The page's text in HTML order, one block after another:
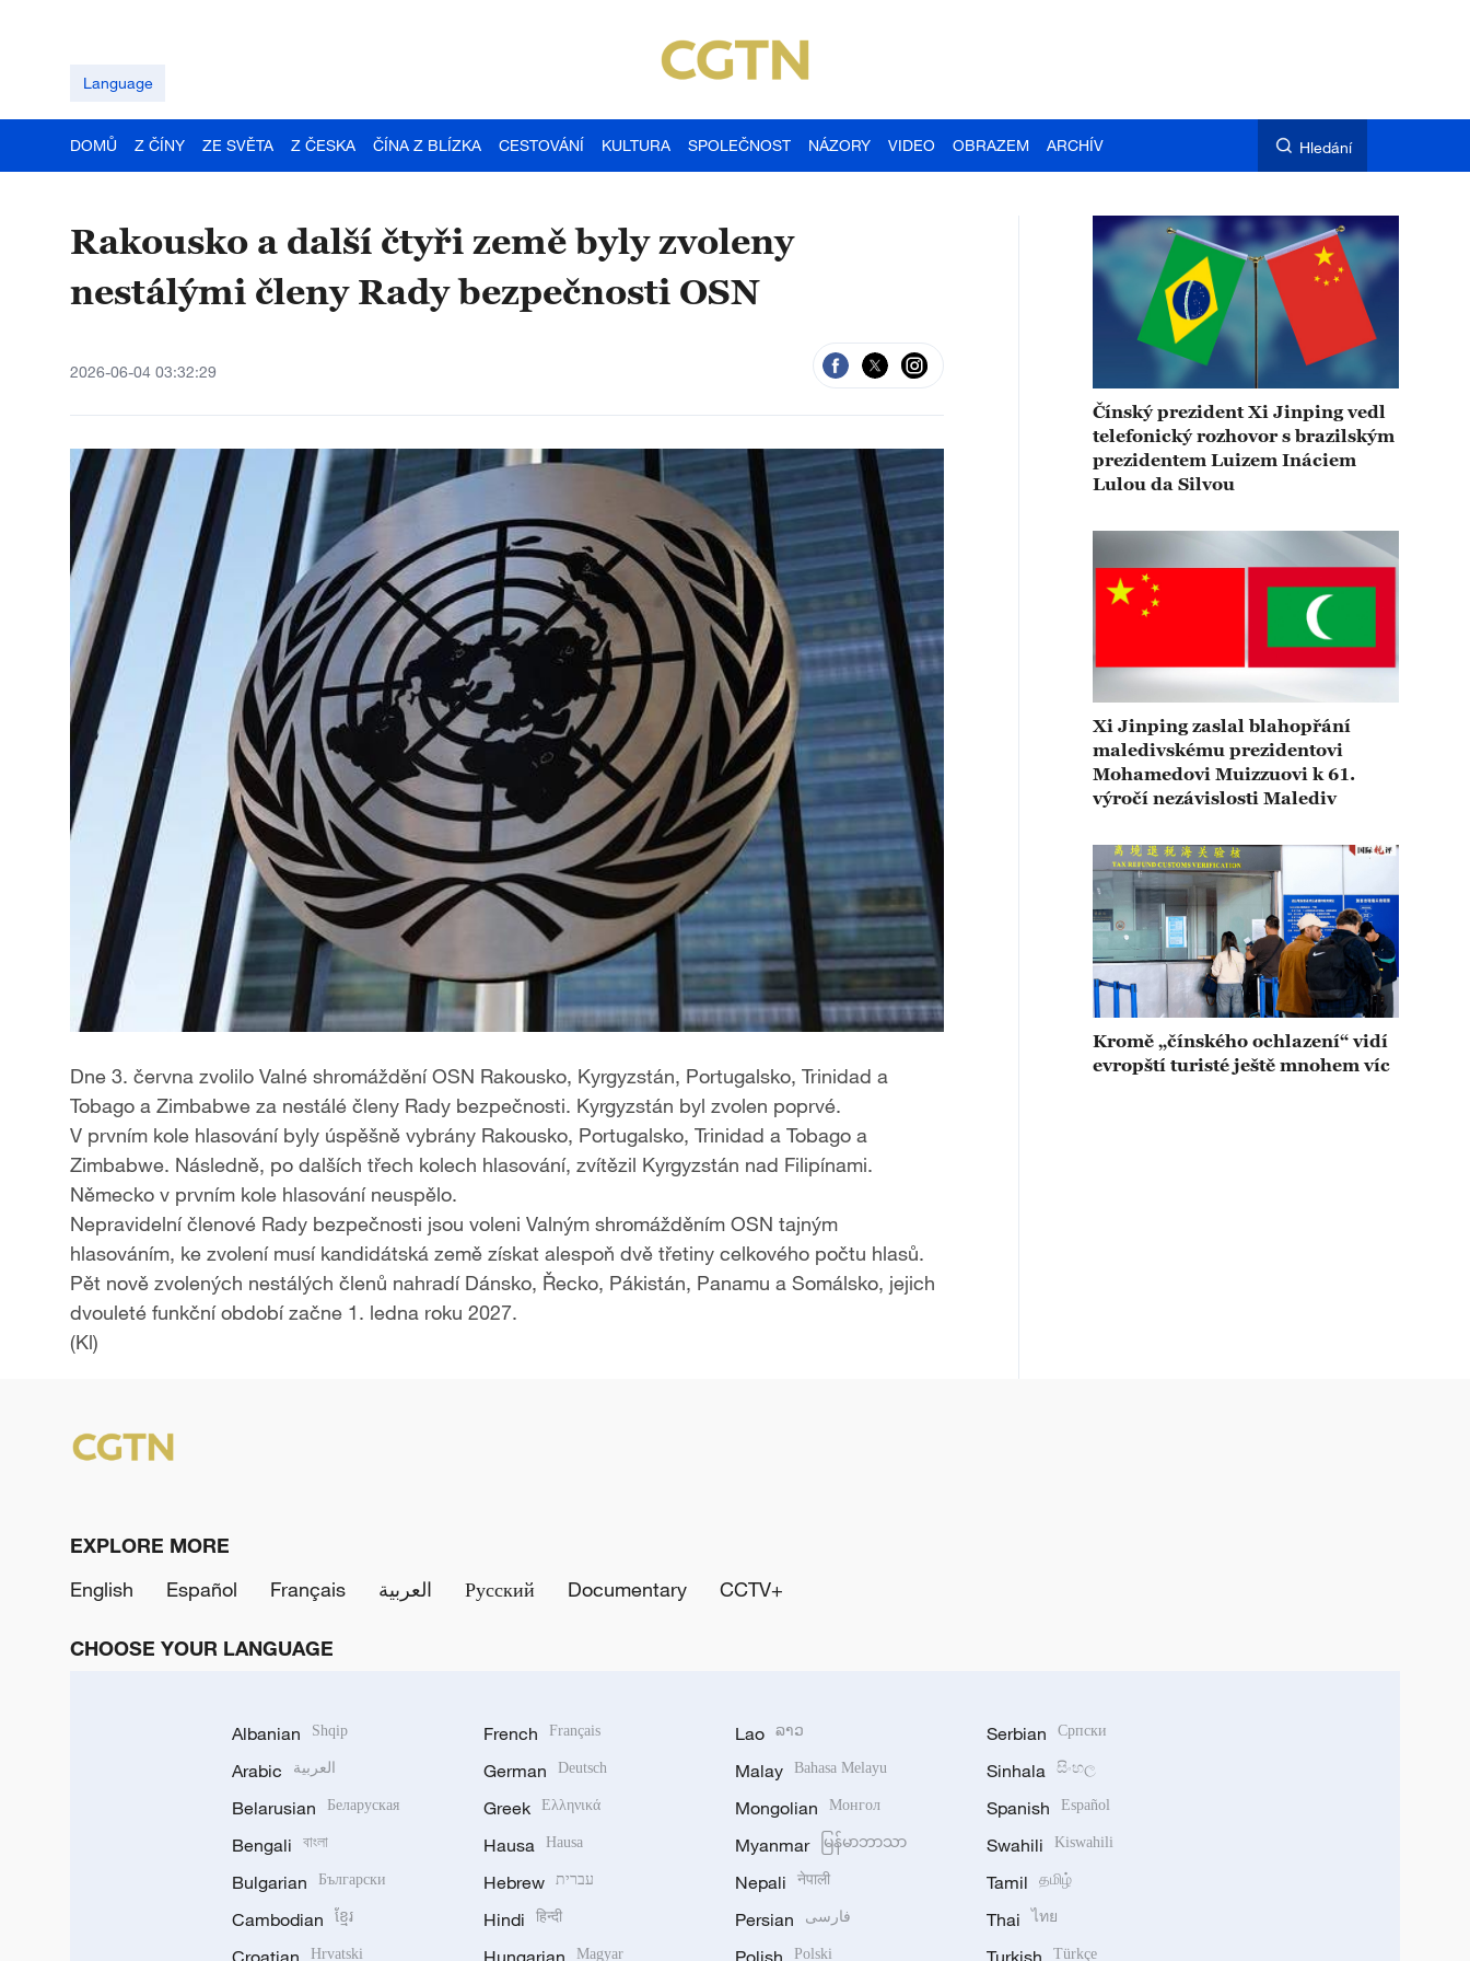
Language
DOMŮ Z ČÍNY ZE SVĚTA Z ČESKA ČÍNA Z BLÍZKA CESTOVÁNÍ KULTURA SPOLEČNOST NÁZORY VIDEO OBRAZEM ARCHÍV Hledání
Rakousko a další čtyři země byly zvoleny
nestálými členy Rady bezpečnosti OSN
2026-06-04 03:32:29
Dne 3. června zvolilo Valné shromáždění OSN Rakousko, Kyrgyzstán, Portugalsko, Trinidad a
Tobago a Zimbabwe za nestálé členy Rady bezpečnosti. Kyrgyzstán byl zvolen poprvé.
V prvním kole hlasování byly úspěšně vybrány Rakousko, Portugalsko, Trinidad a Tobago a
Zimbabwe. Následně, po dalších třech kolech hlasování, zvítězil Kyrgyzstán nad Filipínami.
Německo v prvním kole hlasování neuspělo.
Nepravidelní členové Rady bezpečnosti jsou voleni Valným shromážděním OSN tajným
hlasováním, ke zvolení musí kandidátská země získat alespoň dvě třetiny celkového počtu hlasů.
Pět nově zvolených nestálých členů nahradí Dánsko, Řecko, Pákistán, Panamu a Somálsko, jejich
dvouleté funkční období začne 1. ledna roku 2027.
(Kl)
Čínský prezident Xi Jinping vedl
telefonický rozhovor s brazilským
prezidentem Luizem Ináciem
Lulou da Silvou
Xi Jinping zaslal blahopřání
maledivskému prezidentovi
Mohamedovi Muizzuovi k 61.
výročí nezávislosti Malediv
Kromě „čínského ochlazení“ vidí
evropští turisté ještě mnohem víc
EXPLORE MORE
English
Español Français العربية Русский Documentary CCTV+
CHOOSE YOUR LANGUAGE
Albanian Shqip
Arabic العربية
Belarusian Беларуская
Bengali বাংলা
Bulgarian Български
Cambodian ខ្មែរ
Hrvatski
French Français
German Deutsch
Greek Ελληνικά
Hausa Hausa
Hebrew עברית
Hindi हिन्दी
Magyar
Lao ລາວ
Malay Bahasa Melayu
Mongolian Монгол
Myanmar မြန်မာဘာသာ
Nepali नेपाली
Persian فارسی
Polski
Serbian Српски
Sinhala සිංහල
Spanish Español
Swahili Kiswahili
Tamil தமிழ்
Thai ไทย
Türkçe